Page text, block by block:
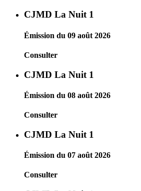
CJMD La Nuit 1
Émission du 09 août 2026
Consulter
CJMD La Nuit 1
Émission du 08 août 2026
Consulter
CJMD La Nuit 1
Émission du 07 août 2026
Consulter